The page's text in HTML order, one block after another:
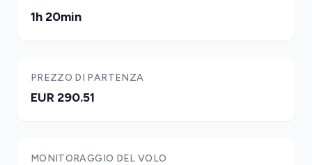
1h 20min
PREZZO DI PARTENZA
EUR 290.51
MONITORAGGIO DEL VOLO